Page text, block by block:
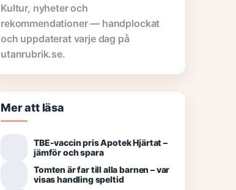
Kultur, nyheter och
rekommendationer — handplockat
och uppdaterat varje dag på
utanrubrik.se.
Mer att läsa
TBE-vaccin pris Apotek Hjärtat –
jämför och spara
Tomten är far till alla barnen – var
visas handling speltid